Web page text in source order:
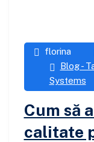
florina
Blog -
Systems
Cum să
calitate